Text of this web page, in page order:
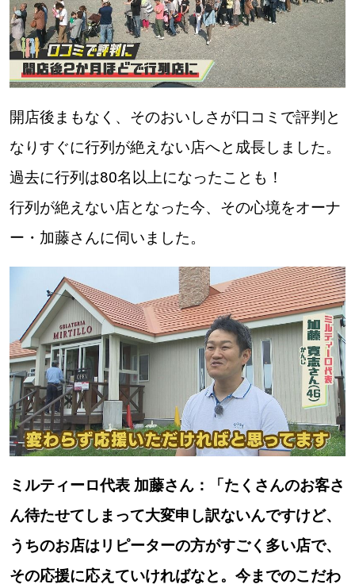
開店後まもなく、そのおいしさが口コミで評判と
なりすぐに行列が絶えない店へと成長しました。
過去に行列は80名以上になったことも！
行列が絶えない店となった今、その心境をオーナ
ー・加藤さんに伺いました。
ミルティーロ代表 加藤さん：「たくさんのお客さ
ん待たせてしまって大変申し訳ないんですけど、
うちのお店はリピーターの方がすごく多い店で、
その応援に応えていければなと。今までのこだわ